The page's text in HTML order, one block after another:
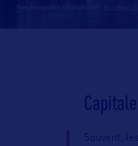
New Hampshire - Portsmouth
Souvent,